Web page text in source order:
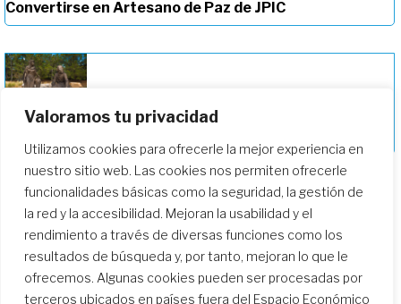
Valoramos tu privacidad
Utilizamos cookies para ofrecerle la mejor experiencia en
nuestro sitio web. Las cookies nos permiten ofrecerle
funcionalidades básicas como la seguridad, la gestión de
la red y la accesibilidad. Mejoran la usabilidad y el
rendimiento a través de diversas funciones como los
resultados de búsqueda y, por tanto, mejoran lo que le
ofrecemos. Algunas cookies pueden ser procesadas por
terceros ubicados en países fuera del Espacio Económico
Convertirse en Artesano de Paz de JPIC
Profundizando en nuestro camino de